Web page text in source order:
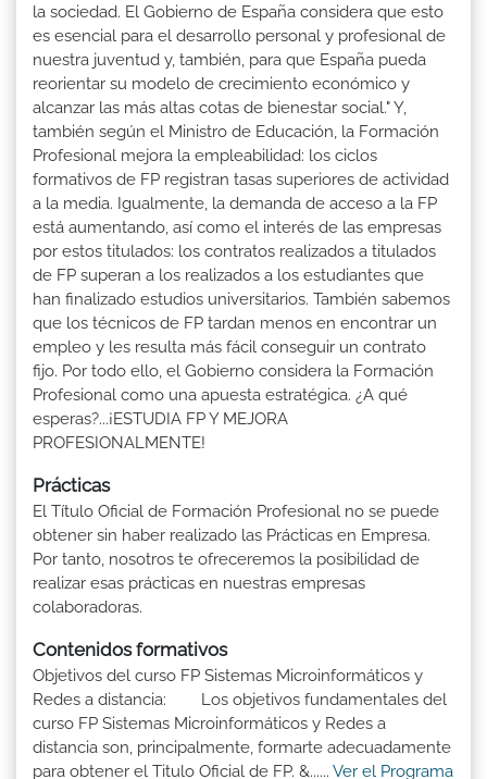
la sociedad. El Gobierno de España considera que esto
es esencial para el desarrollo personal y profesional de
nuestra juventud y, también, para que España pueda
reorientar su modelo de crecimiento económico y
alcanzar las más altas cotas de bienestar social." Y,
también según el Ministro de Educación, la Formación
Profesional mejora la empleabilidad: los ciclos
formativos de FP registran tasas superiores de actividad
a la media. Igualmente, la demanda de acceso a la FP
está aumentando, así como el interés de las empresas
por estos titulados: los contratos realizados a titulados
de FP superan a los realizados a los estudiantes que
han finalizado estudios universitarios. También sabemos
que los técnicos de FP tardan menos en encontrar un
empleo y les resulta más fácil conseguir un contrato
fijo. Por todo ello, el Gobierno considera la Formación
Profesional como una apuesta estratégica. ¿A qué
esperas?...¡ESTUDIA FP Y MEJORA
PROFESIONALMENTE!
Prácticas
El Título Oficial de Formación Profesional no se puede
obtener sin haber realizado las Prácticas en Empresa.
Por tanto, nosotros te ofreceremos la posibilidad de
realizar esas prácticas en nuestras empresas
colaboradoras.
Contenidos formativos
Objetivos del curso FP Sistemas Microinformáticos y
Redes a distancia: Los objetivos fundamentales del
curso FP Sistemas Microinformáticos y Redes a
distancia son, principalmente, formarte adecuadamente
para obtener el Titulo Oficial de FP. &...... Ver el Programa